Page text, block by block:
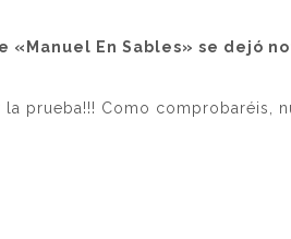
«Manuel En Sables» se dejó
prueba!!! Como comprobaréis,